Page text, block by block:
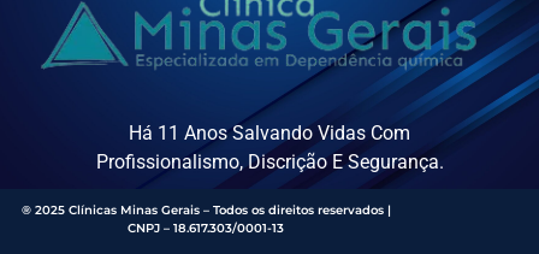
Há 11 Anos Salvando Vidas Com
Profissionalismo, Discrição E Segurança.
® 2025 Clínicas Minas Gerais – Todos os direitos reservados |
CNPJ – 18.617.303/0001-13